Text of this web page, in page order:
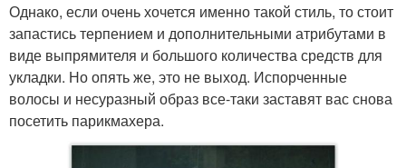
Однако, если очень хочется именно такой стиль, то стоит
запастись терпением и дополнительными атрибутами в
виде выпрямителя и большого количества средств для
укладки. Но опять же, это не выход. Испорченные
волосы и несуразный образ все-таки заставят вас снова
посетить парикмахера.